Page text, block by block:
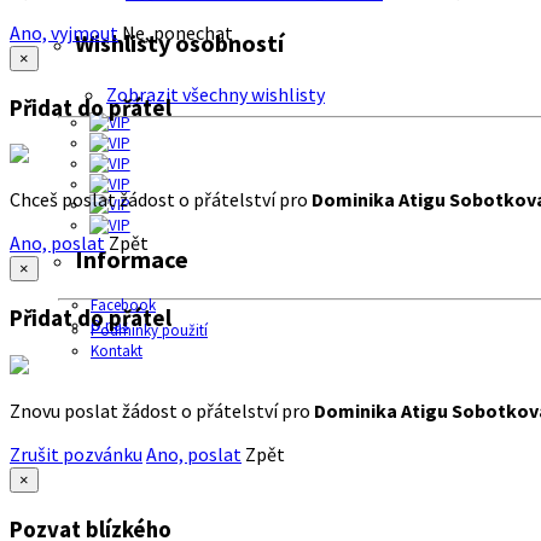
Wishlisty osobností
Zobrazit všechny wishlisty
Informace
Facebook
O nás
Podmínky použití
Kontakt
Ano, vyjmout Ne, ponechat
×
Přidat do přátel
Chceš poslat žádost o přátelství pro Dominika Atigu
Ano, poslat Zpět
×
Přidat do přátel
Znovu poslat žádost o přátelství pro Dominika Atigu
Zrušit pozvánku Ano, poslat Zpět
×
Pozvat blízkého